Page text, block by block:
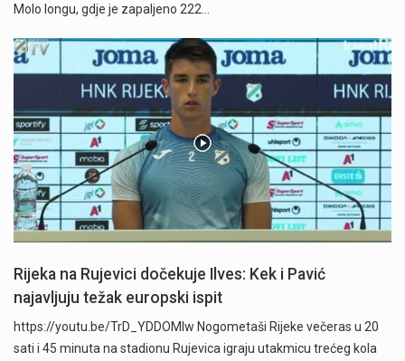
Molo longu, gdje je zapaljeno 222…
Rijeka na Rujevici dočekuje Ilves: Kek i Pavić
najavljuju težak europski ispit
https://youtu.be/TrD_YDDOMIw Nogometaši Rijeke večeras u 20
sati i 45 minuta na stadionu Rujevica igraju utakmicu trećeg kola